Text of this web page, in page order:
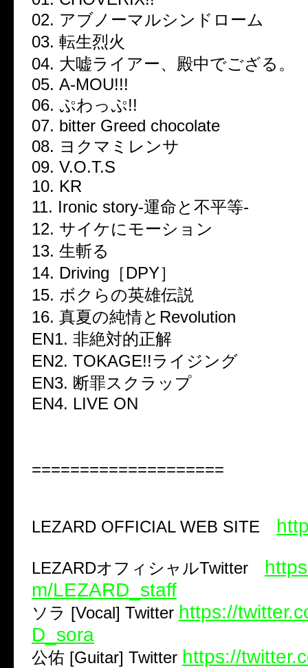
02. アブノーマルシンドローム
03. 転生烈火
04. 大嘘ライアー、殿中でござる。
05. A-MOU!!!
06. ぷわっぷ!!
07. bitter Greed chocolate
08. ヨクマミレンサ
09. V.O.T.S
10. KR
11. Ironic story-運命と不平等-
12. サイケにモーション
13. 生斬る
14. Driving［DPY］
15. ボクらの英雄伝説
16. 真夏の純情とRevolution
EN1. 非絶対的正解
EN2. TOKAGE!!ライジング
EN3. 断罪スクラップ
EN4. LIVE ON
====================
LEZARD OFFICIAL WEB SITE
LEZARDオフィシャルTwitter
m/LEZARD_staff
ソラ [Vocal] Twitter https://
D_sora
公佑 [Guitar] Twitter https://